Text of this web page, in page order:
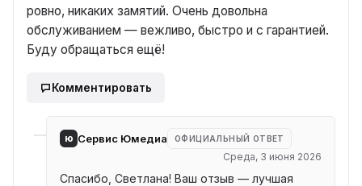
ровно, никаких замятий. Очень довольна
обслуживанием — вежливо, быстро и с гарантией.
Буду обращаться ещё!
Комментировать
ю Сервис Юмедиа ОФИЦИАЛЬНЫЙ ОТВЕТ
Среда, 3 июня 2026
Спасибо, Светлана! Ваш отзыв — лучшая